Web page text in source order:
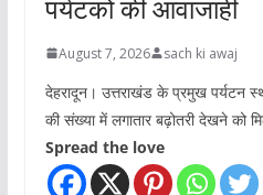
पर्यटकों की आवाजाही
August 7, 2026 sach ki awaj
देहरादून। उत्तराखंड के प्रमुख पर्यटन
की संख्या में लगातार बढ़ोतरी देखने को
Spread the love